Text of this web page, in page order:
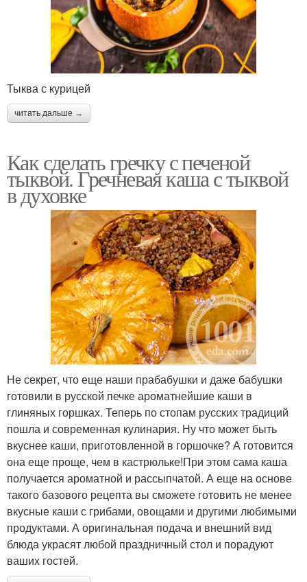
Тыква с курицей
читать дальше →
Как сделать гречку с печеной
тыквой. Гречневая каша с тыквой
в духовке
Не секрет, что еще наши прабабушки и даже бабушки
готовили в русской печке ароматнейшие каши в
глиняных горшках. Теперь по стопам русских традиций
пошла и современная кулинария. Ну что может быть
вкуснее каши, приготовленной в горшочке? А готовится
она еще проще, чем в кастрюльке!При этом сама каша
получается ароматной и рассыпчатой. А еще на основе
такого базового рецепта вы сможете готовить не менее
вкусные каши с грибами, овощами и другими любимыми
продуктами. А оригинальная подача и внешний вид
блюда украсят любой праздничный стол и порадуют
ваших гостей.